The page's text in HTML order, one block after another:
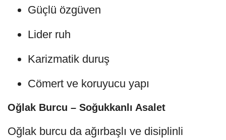
Güçlü özgüven
Lider ruh
Karizmatik duruş
Cömert ve koruyucu yapı
Oğlak Burcu – Soğukkanlı Asalet
Oğlak burcu da ağırbaşlı ve disiplinli